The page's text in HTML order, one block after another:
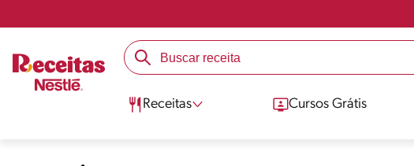
Receitas Cursos Grátis